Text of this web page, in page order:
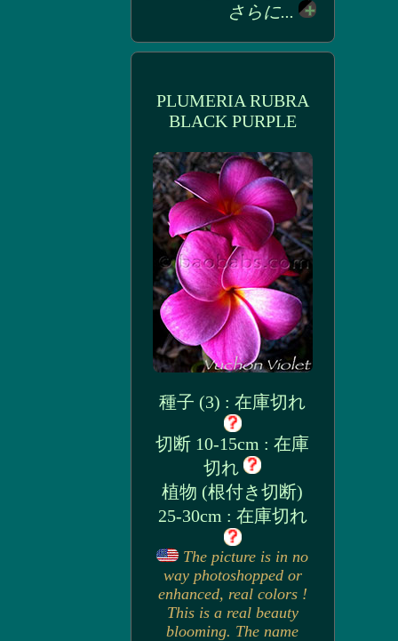
さらに...
PLUMERIA RUBRA
BLACK PURPLE
種子 (3) : 在庫切れ
切断 10-15cm : 在庫
切れ
植物 (根付き切断)
25-30cm : 在庫切れ
The picture is in no
way photoshopped or
enhanced, real colors !
This is a real beauty
blooming. The name